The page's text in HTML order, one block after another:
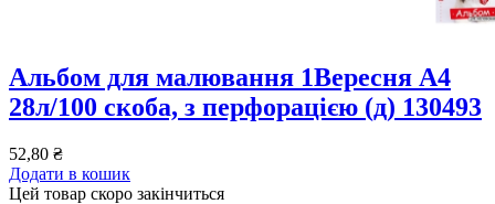
Альбом для малювання 1Вересня А4
28л/100 скоба, з перфорацією (д) 130493
52,80 ₴
Додати в кошик
Цей товар скоро закінчиться